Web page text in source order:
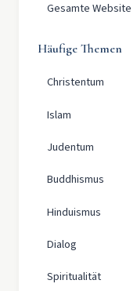
Gesamte Website
Häufige Themen
Christentum
Islam
Judentum
Buddhismus
Hinduismus
Dialog
Spiritualität